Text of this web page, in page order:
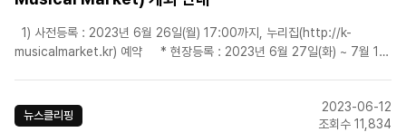
1) 사전등록 : 2023년 6월 26일(월) 17:00까지, 누리집(http://k-
musicalmarket.kr) 예약 * 현장등록 : 2023년 6월 27일(화) ~ 7월 1일
뉴스클리핑
2023-06-12
조회수 11,834